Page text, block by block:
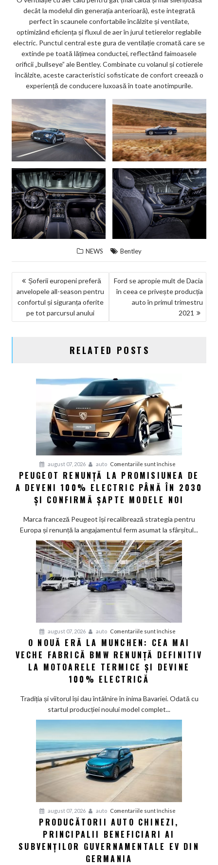
decât la modelul din generația anterioară), este integrată
perfect în scaunele confortabile încălzite și ventilate,
optimizând eficiența și fluxul de aer în jurul tetierelor reglabile
electric. Punctul central este gura de ventilație cromată care se
extinde pe toată lățimea conductei, reflectând faimoasele
orificii „bullseye” ale Bentley. Combinate cu volanul și cotierele
încălzite, aceste caracteristici sofisticate de confort creează o
experiență de conducere luxoasă în toate anotimpurile.
NEWS Bentley
NAVIGARE
ÎN
ARTICOLE
Șoferii europeni preferă
anvelopele all-season pentru
confortul și siguranța oferite
pe tot parcursul anului
Ford se apropie mult de Dacia
în ceea ce privește producția
auto în primul trimestru
2021
RELATED POSTS
august 07, 2026 auto Comentariile sunt închise
Peugeot
renunță
la
a
100%
electric
până
2030
șapte
noi
PEUGEOT RENUNȚĂ LA PROMISIUNEA DE
A DEVENI 100% ELECTRIC PÂNĂ ÎN 2030
ȘI CONFIRMĂ ȘAPTE MODELE NOI
Marca franceză Peugeot își recalibrează strategia pentru
Europa și renunță la angajamentul ferm asumat la sfârșitul...
august 07, 2026 auto Comentariile sunt închise
O
nouă
eră
BMW
renunță
și
100%
O NOUĂ ERĂ LA MUNCHEN: CEA MAI
VECHE FABRICĂ BMW RENUNȚĂ DEFINITIV
LA MOTOARELE TERMICE ȘI DEVINE
100% ELECTRICĂ
Tradiția și viitorul își dau întâlnire în inima Bavariei. Odată cu
startul producției noului model complet...
august 07, 2026 auto Comentariile sunt închise
chinezi,
PRODUCĂTORII AUTO CHINEZI,
PRINCIPALII BENEFICIARI AI
SUBVENȚILOR GUVERNAMENTALE EV DIN
GERMANIA